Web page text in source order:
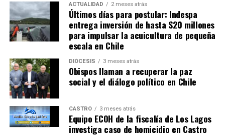
ACTUALIDAD 2 meses atrás
Últimos días para postular: Indespa
entrega inversión de hasta $20 millones
para impulsar la acuicultura de pequeña
escala en Chile
DIÓCESIS 3 meses atrás
Obispos llaman a recuperar la paz
social y el diálogo político en Chile
CASTRO 3 meses atrás
Equipo ECOH de la fiscalía de Los Lagos
investiga caso de homicidio en Castro